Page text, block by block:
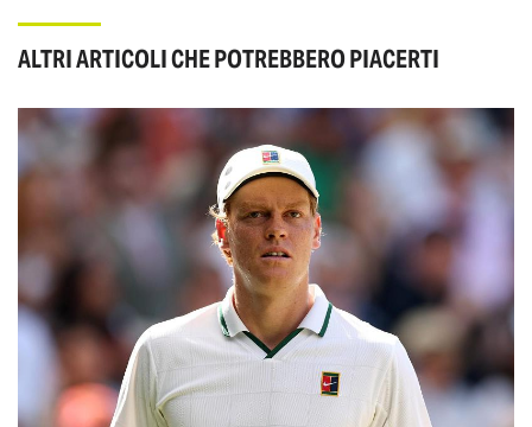
ALTRI ARTICOLI CHE POTREBBERO PIACERTI